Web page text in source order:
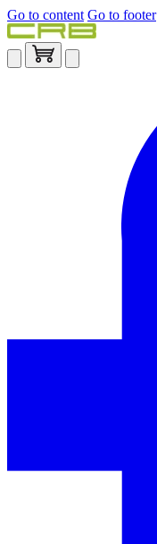
Go to content Go to footer